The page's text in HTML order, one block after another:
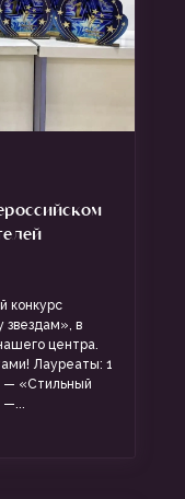
конкурс
в
центра.
Лауреаты: 1
— «Стильный
—...